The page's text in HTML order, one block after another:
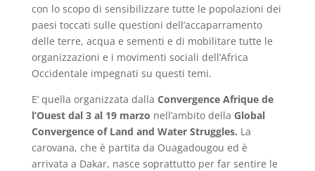
con lo scopo di sensibilizzare tutte le popolazioni dei
paesi toccati sulle questioni dell’accaparramento
delle terre, acqua e sementi e di mobilitare tutte le
organizzazioni e i movimenti sociali dell’Africa
Occidentale impegnati su questi temi.
E’ quella organizzata dalla Convergence Afrique de
l’Ouest dal 3 al 19 marzo nell’ambito della Global
Convergence of Land and Water Struggles. La
carovana, che è partita da Ouagadougou ed è
arrivata a Dakar, nasce soprattutto per far sentire le